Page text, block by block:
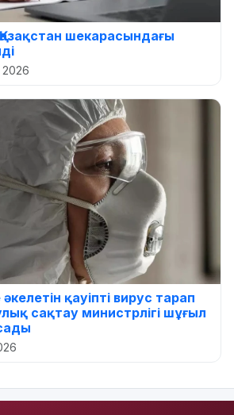
шекарасындағы
2026
қауіпті вирус тарап
сақтау министрлігі шұғыл